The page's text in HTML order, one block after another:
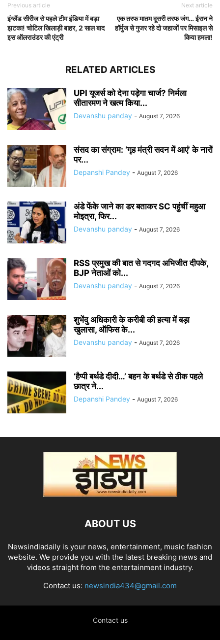
Previous article
इंग्लैंड सीरीज से पहले टीम इंडिया में बड़ा
झटका! चोटिल खिलाड़ी बाहर, 2 साल बाद
इस ऑलराउंडर की एंट्री
Next article
एक तरफ मातम दूसरी तरफ जंग… ईरान ने
हॉर्मुज से गुजर रहे दो जहाजों पर मिसाइल से
किया हमला!
RELATED ARTICLES
UPI यूजर्स को देना पड़ेगा चार्ज? निर्मला
सीतारमण ने खत्म किया...
Devanshu panday - August 7, 2026
संसद का संग्राम: ‘गृह मंत्री सदन में आएं’ के नारों
पर...
Depanshi Pandey - August 7, 2026
अंडे फेंके जाने का डर बताकर SC पहुंचीं महुआ
मोइत्रा, फिर...
Devanshu panday - August 7, 2026
RSS प्रमुख की बात से गदगद अभिजीत दीपके,
BJP नेताओं को...
Devanshu panday - August 7, 2026
शुभेंदु अधिकारी के करीबी की हत्या में बड़ा
खुलासा, ऑफिस के...
Devanshu panday - August 7, 2026
‘हैप्पी बर्थडे दीदी…’ बहन के बर्थडे से ठीक पहले
छात्र ने...
Depanshi Pandey - August 7, 2026
ABOUT US
Newsindiadaily is your news, entertainment, music fashion
website. We provide you with the latest breaking news and
videos straight from the entertainment industry.
Contact us: newsindia434@gmail.com
Contact us